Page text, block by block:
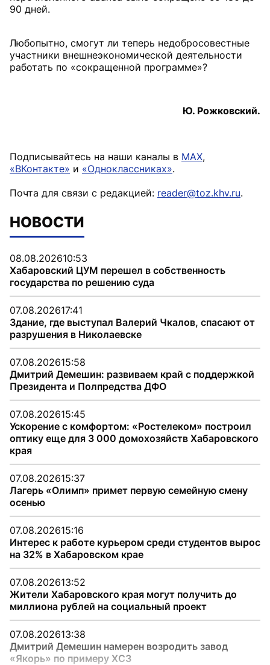
90 дней.
Любопытно, смогут ли теперь недобросовестные
участники внешнеэкономической деятельности
работать по «сокращенной программе»?
Ю. Рожковский.
Подписывайтесь на наши каналы в MAX,
«ВКонтакте» и «Одноклассниках».
Почта для связи с редакцией: reader@toz.khv.ru.
НОВОСТИ
08.08.202610:53
Хабаровский ЦУМ перешел в собственность
государства по решению суда
07.08.202617:41
Здание, где выступал Валерий Чкалов, спасают от
разрушения в Николаевске
07.08.202615:58
Дмитрий Демешин: развиваем край с поддержкой
Президента и Полпредства ДФО
07.08.202615:45
Ускорение с комфортом: «Ростелеком» построил
оптику еще для 3 000 домохозяйств Хабаровского
края
07.08.202615:37
Лагерь «Олимп» примет первую семейную смену
осенью
07.08.202615:16
Интерес к работе курьером среди студентов вырос
на 32% в Хабаровском крае
07.08.202613:52
Жители Хабаровского края могут получить до
миллиона рублей на социальный проект
07.08.202613:38
Дмитрий Демешин намерен возродить завод
«Якорь» по примеру ХСЗ